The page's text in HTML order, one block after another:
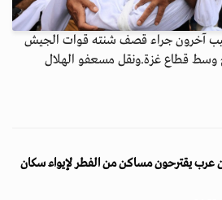
وأصيب آخرون جراء قصف شنته قوات الجيش
وسط قطاع غزة.ونقل مسعفو الهلال
يقترحون مساكن من الفطر لإيواء سكان